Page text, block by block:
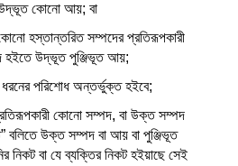
কোনো আয়; বা
হস্তান্তরিত সম্পদের প্রতিরূপকারী
হইতে উদ্ভূত পুঞ্জিভূত আয়;
ধরনের পরিশোধ অন্তর্ভুক্ত হইবে;
কোনো সম্পদ, বা উক্ত সম্পদ
উক্ত সম্পদ বা আয় বা পুঞ্জিভূত
নিকট বা যে ব্যক্তির নিকট হইয়াছে সেই